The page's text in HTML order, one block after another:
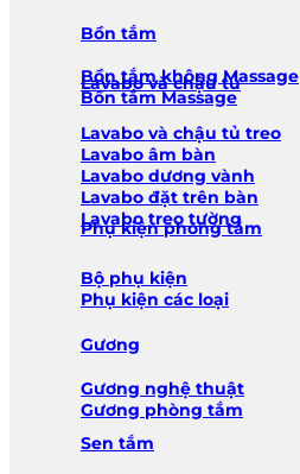
Bồn tắm
Bồn tắm không Massage
Bồn tắm Massage
Lavabo và chậu tủ
Lavabo và chậu tủ treo
Lavabo âm bàn
Lavabo dương vành
Lavabo đặt trên bàn
Lavabo treo tường
Phụ kiện phòng tắm
Bộ phụ kiện
Phụ kiện các loại
Gương
Gương nghệ thuật
Gương phòng tắm
Sen tắm